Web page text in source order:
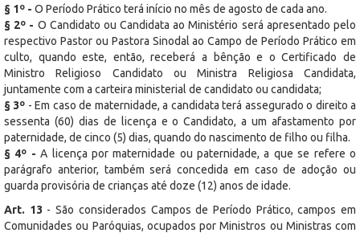
§ 1º - O Período Prático terá início no mês de agosto de cada ano.
§ 2º - O Candidato ou Candidata ao Ministério será apresentado pelo
respectivo Pastor ou Pastora Sinodal ao Campo de Período Prático em
culto, quando este, então, receberá a bênção e o Certificado de
Ministro Religioso Candidato ou Ministra Religiosa Candidata,
juntamente com a carteira ministerial de candidato ou candidata;
§ 3º - Em caso de maternidade, a candidata terá assegurado o direito a
sessenta (60) dias de licença e o Candidato, a um afastamento por
paternidade, de cinco (5) dias, quando do nascimento de filho ou filha.
§ 4º - A licença por maternidade ou paternidade, a que se refere o
parágrafo anterior, também será concedida em caso de adoção ou
guarda provisória de crianças até doze (12) anos de idade.
Art. 13 - São considerados Campos de Período Prático, campos em
Comunidades ou Paróquias, ocupados por Ministros ou Ministras com